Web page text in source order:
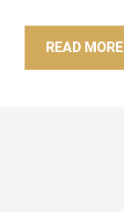
READ MORE